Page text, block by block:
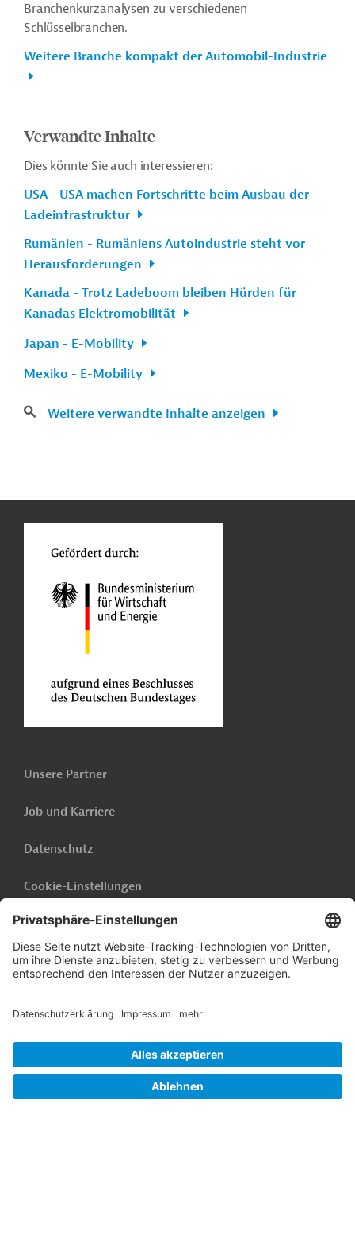
Branchenkurzanalysen zu verschiedenen
Schlüsselbranchen.
Weitere Branche kompakt der Automobil-Industrie
Verwandte Inhalte
Dies könnte Sie auch interessieren:
USA - USA machen Fortschritte beim Ausbau der
Ladeinfrastruktur
Rumänien - Rumäniens Autoindustrie steht vor
Herausforderungen
Kanada - Trotz Ladeboom bleiben Hürden für
Kanadas Elektromobilität
Japan - E-Mobility
Mexiko - E-Mobility
Weitere verwandte Inhalte anzeigen
Unsere Partner
Job und Karriere
Datenschutz
Cookie-Einstellungen
Barrierefreiheit
Hinweisgebersystem